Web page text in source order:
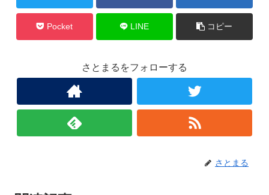
Pocket LINE コピー
さとまるをフォローする
さとまる